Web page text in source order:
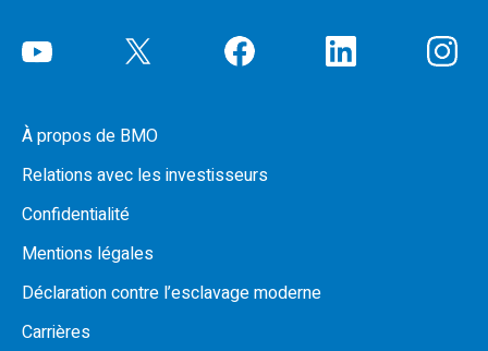
À propos de BMO
Relations avec les investisseurs
Confidentialité
Mentions légales
Déclaration contre l’esclavage moderne
Carrières